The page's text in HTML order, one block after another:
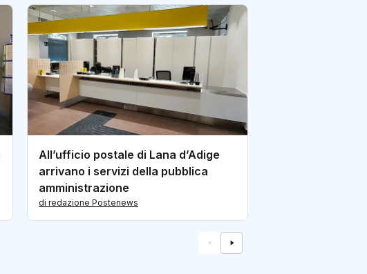
All’ufficio postale di Lana d’Adige
arrivano i servizi della pubblica
amministrazione
di redazione Postenews